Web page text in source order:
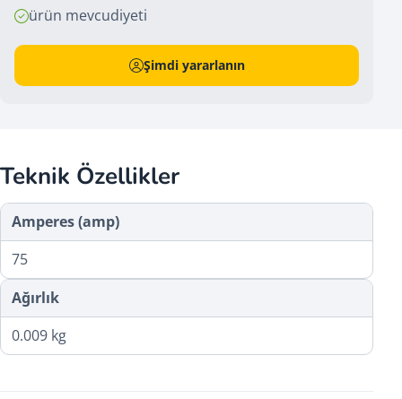
ürün mevcudiyeti
Şimdi yararlanın
Teknik Özellikler
Amperes (amp)
75
Ağırlık
0.009 kg